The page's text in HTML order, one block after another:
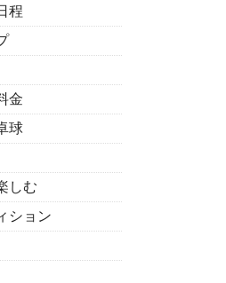
程
金
球
しむ
ション